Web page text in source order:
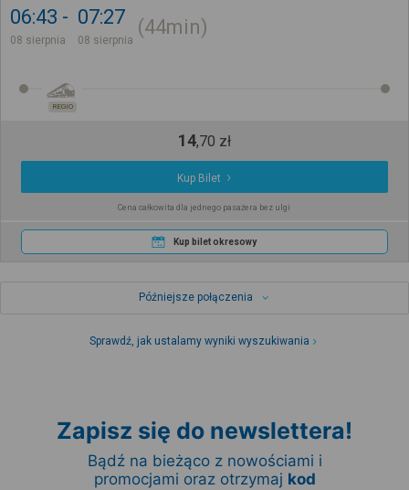
06:43
08 sierpnia
07:27
08 sierpnia
44min
REGIO
14,70 zł
Kup Bilet
Cena całkowita dla jednego pasażera bez ulgi
Kup bilet okresowy
Późniejsze połączenia
Sprawdź, jak ustalamy wyniki wyszukiwania
Zapisz się do newslettera!
Bądź na bieżąco z nowościami i
promocjami oraz otrzymaj kod